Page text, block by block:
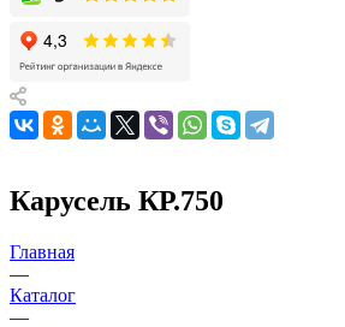
Карусель КР.750
Главная
—
Каталог
—